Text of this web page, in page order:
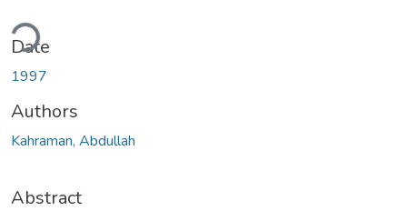
Date
1997
Authors
Kahraman, Abdullah
Abstract